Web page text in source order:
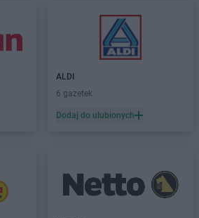
ALDI
6 gazetek
Dodaj do ulubionych